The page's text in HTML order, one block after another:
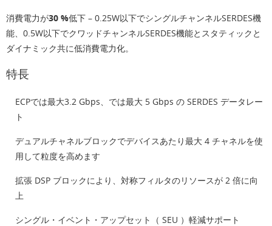
消費電力が30 %低下 – 0.25W以下でシングルチャンネルSERDES機
能、0.5W以下でクワッドチャンネルSERDES機能とスタティックと
ダイナミック共に低消費電力化。
特長
ECPでは最大3.2 Gbps、では最大 5 Gbps の SERDES データレー
ト
デュアルチャネルブロックでデバイスあたり最大 4 チャネルを使
用して粒度を高めます
拡張 DSP ブロックにより、対称フィルタのリソースが 2 倍に向
上
シングル・イベント・アップセット（ SEU ）軽減サポート